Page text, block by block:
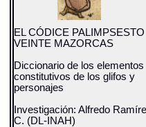
EL CÓDICE PALIMPSESTO
VEINTE MAZORCAS
Diccionario de los elementos
constitutivos de los glifos y
personajes
Investigación: Alfredo
C. (DL-INAH)